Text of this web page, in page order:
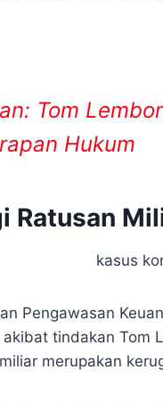
Tom
Hukum
Ratusan
Pengawasan
tindakan Tom
merupakan